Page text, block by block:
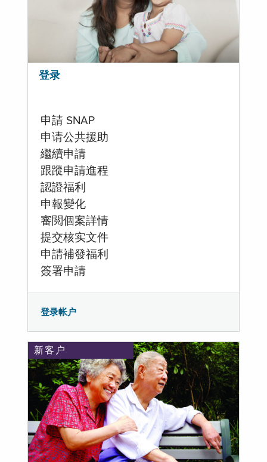
登录
申請 SNAP
申请公共援助
繼續申請
跟蹤申請進程
認證福利
申報變化
審閲個案詳情
提交核实文件
申請補發福利
簽署申請
登录帐户
新客户